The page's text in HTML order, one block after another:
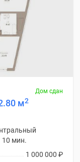
Дом сдан
м2
10 мин.
1 000 000 ₽